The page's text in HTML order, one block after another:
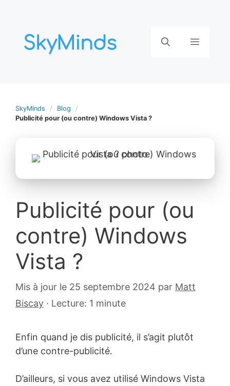
contenu
Menu
SkyMinds
Blog
Publicité pour (ou contre) Windows Vista ?
Publicité pour (ou
contre) Windows
Vista ?
Mis à jour le 25 septembre 2024 22
par Matt
Biscay · Lecture: 1 minute
Enfin quand je dis publicité, il s’agit plutôt
d’une contre-publicité.
D’ailleurs, si vous avez utilisé Windows Vista